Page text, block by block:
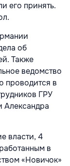
его принять.
об
Также
ведомство
проводится в
ГРУ
власти, 4
в
«Новичок»